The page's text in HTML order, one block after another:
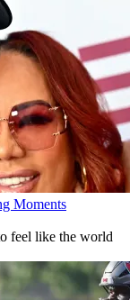
Moments
feel like the world